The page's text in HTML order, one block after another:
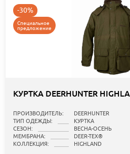
-30%
Специальное
предложение
КУРТКА DEERHUNTER
ПРОИЗВОДИТЕЛЬ:
DEERHUNTER
ТИП ОДЕЖДЫ:
КУРТКА
СЕЗОН:
ВЕСНА-ОСЕНЬ
МЕМБРАНА:
DEER-TEX®
КОЛЛЕКЦИЯ:
HIGHLAND